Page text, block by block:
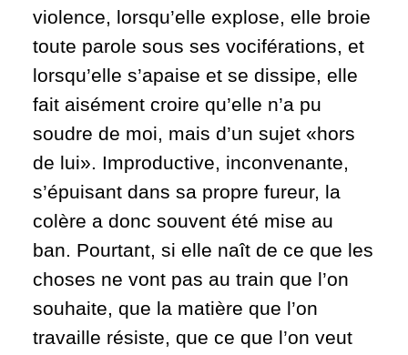
violence, lorsqu’elle explose, elle broie
toute parole sous ses vociférations, et
lorsqu’elle s’apaise et se dissipe, elle
fait aisément croire qu’elle n’a pu
soudre de moi, mais d’un sujet «hors
de lui». Improductive, inconvenante,
s’épuisant dans sa propre fureur, la
colère a donc souvent été mise au
ban. Pourtant, si elle naît de ce que les
choses ne vont pas au train que l’on
souhaite, que la matière que l’on
travaille résiste, que ce que l’on veut